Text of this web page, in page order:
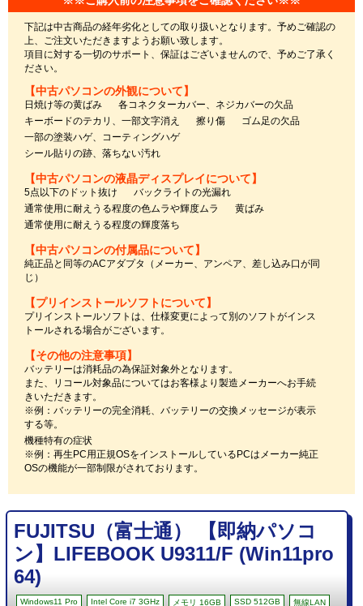
下記は中古商品の経年劣化としての取り扱いとなります。予めご確認の
上、ご注文いただきますようお願い致します。
項目に対する一切のサポート、保証はございませんので、予めご了承く
ださい。
【中古パソコンの外観について】
日焼け等の黄ばみ
各コネクターカバー、ネジカバーの欠品
キーボードのテカリ、一部文字消え
擦り傷
ゴム足の欠品
一部の塗装ハゲ、コーティングハゲ
シール貼りの跡、落ちない汚れ
【中古パソコンの液晶ディスプレイについて】
5点以下のドット抜け
バックライトの光漏れ
通常使用に耐えうる程度の色ムラや輝度ムラ
黄ばみ
通常使用に耐えうる程度の輝度落ち
【中古パソコンの付属品について】
純正品と同等のACアダプタ（メーカー、アンペア、差し込み口が同
じ）
【プリインストールソフトについて】
プリインストールソフトは、仕様変更によって別のソフトがインス
トールされる場合がございます。
【その他の注意事項】
バッテリーは消耗品の為保証対象外となります。
また、リコール対象品についてはお客様より製造メーカーへお手続
きいただきます。
※例：バッテリーの完全消耗、バッテリーの交換メッセージが表示
する等。
機種特有の症状
※例：再生PC用正規OSをインストールしているPCはメーカー純正
OSの機能が一部制限がされております。
FUJITSU（富士通） 【即納パソコ
ン】LIFEBOOK U9311/F (Win11pro
64)
Windows11 Pro Intel Core i7 3GHz メモリ 16GB SSD 512GB 無線LAN